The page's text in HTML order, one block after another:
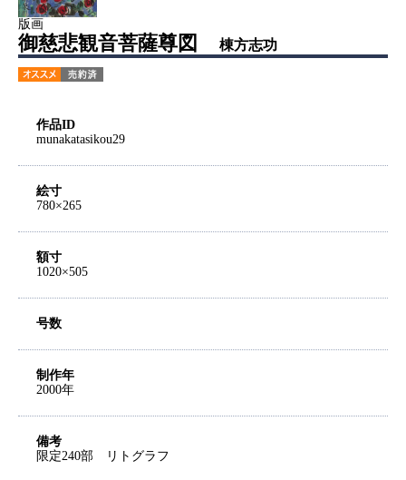
版画
御慈悲観音菩薩尊図 棟方志功
作品ID
munakatasikou29
絵寸
780×265
額寸
1020×505
号数
制作年
2000年
備考
限定240部 リトグラフ